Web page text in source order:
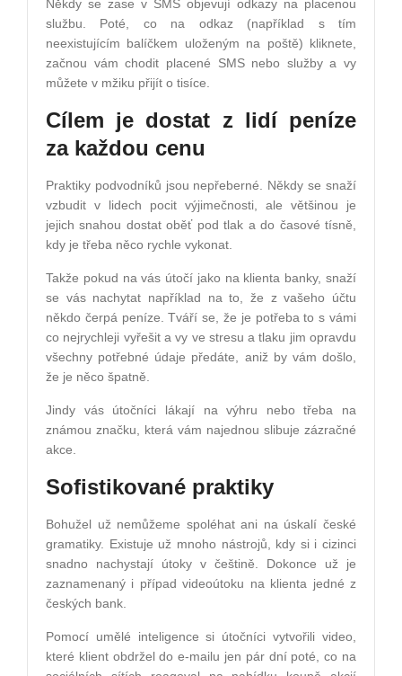
Někdy se zase v SMS objevují odkazy na placenou
službu. Poté, co na odkaz (například s tím
neexistujícím balíčkem uloženým na poště) kliknete,
začnou vám chodit placené SMS nebo služby a vy
můžete v mžiku přijít o tisíce.
Cílem je dostat z lidí peníze
za každou cenu
Praktiky podvodníků jsou nepřeberné. Někdy se snaží
vzbudit v lidech pocit výjimečnosti, ale většinou je
jejich snahou dostat oběť pod tlak a do časové tísně,
kdy je třeba něco rychle vykonat.
Takže pokud na vás útočí jako na klienta banky, snaží
se vás nachytat například na to, že z vašeho účtu
někdo čerpá peníze. Tváří se, že je potřeba to s vámi
co nejrychleji vyřešit a vy ve stresu a tlaku jim opravdu
všechny potřebné údaje předáte, aniž by vám došlo,
že je něco špatně.
Jindy vás útočníci lákají na výhru nebo třeba na
známou značku, která vám najednou slibuje zázračné
akce.
Sofistikované praktiky
Bohužel už nemůžeme spoléhat ani na úskalí české
gramatiky. Existuje už mnoho nástrojů, kdy si i cizinci
snadno nachystají útoky v češtině. Dokonce už je
zaznamenaný i případ videoútoku na klienta jedné z
českých bank.
Pomocí umělé inteligence si útočníci vytvořili video,
které klient obdržel do e-mailu jen pár dní poté, co na